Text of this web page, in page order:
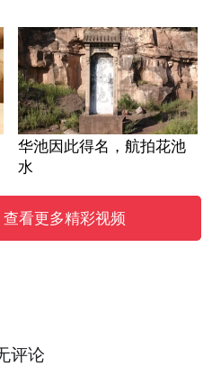
华池因此得名，航拍花池
水
看更多精彩视频
评论